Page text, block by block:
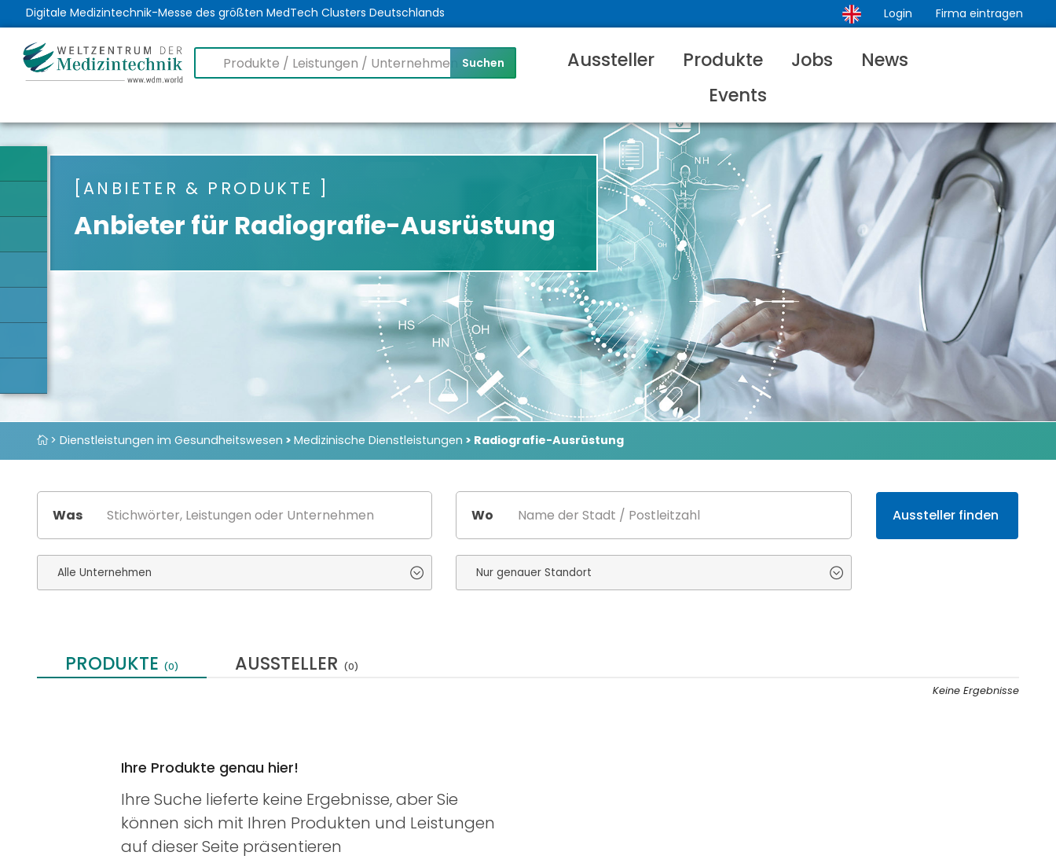
Digitale Medizintechnik-Messe des größten MedTech Clusters Deutschlands Login Firma eintragen
Aussteller Produkte Jobs
News
Events
ANBIETER & PRODUKTE
Anbieter für Radiografie-Ausrüstung
> Dienstleistungen im Gesundheitswesen > Medizinische Dienstleistungen > Radiografie-Ausrüstung
Was Wo
PRODUKTE (0) AUSSTELLER (0)
Keine Ergebnisse
Ihre Produkte genau hier!
Ihre Suche lieferte keine Ergebnisse, aber Sie
können sich mit Ihren Produkten und Leistungen
auf dieser Seite präsentieren